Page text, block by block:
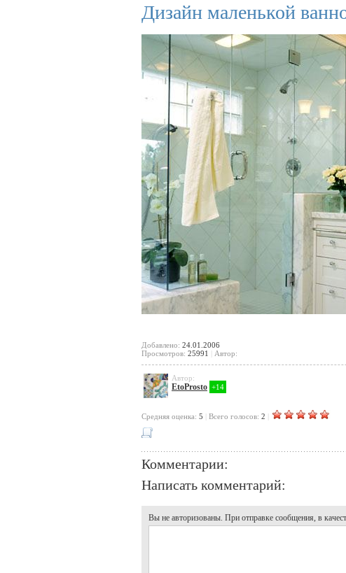
Дизайн маленькой
Добавлено: 24.01.2006
Просмотров: 25991 Автор:
Автор:
EtoProsto +14
Cредняя оценка: 5 Всего голосов: 2
Комментарии:
Написать комментарий:
Вы не авторизованы. При отправке сообщения, в